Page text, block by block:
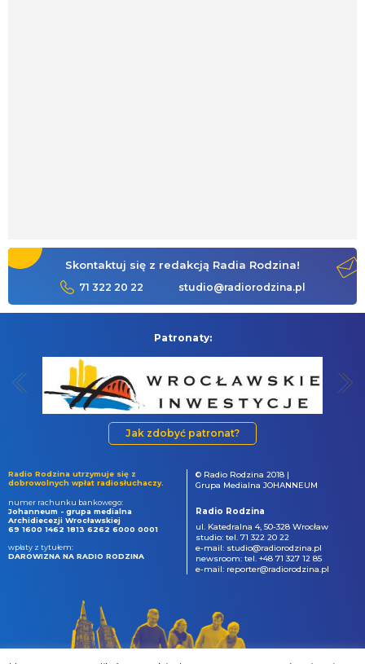
Skontaktuj się z redakcją Radia Rodzina!
71 322 20 22 studio@radiorodzina.pl
Patronaty:
Jak zdobyć patronat?
Radio Rodzina utrzymuje się z
dobrowolnych wpłat radiosłuchaczy.
numer rachunku bankowego:
Johanneum - grupa medialna
Archidiecezji Wrocławskiej
69 1600 1462 1813 6262 6000 0001
wpłaty z tytułem:
DAROWIZNA NA RADIO RODZINA
© Radio Rodzina 2018 |
Grupa Medialna JOHANNEUM
Radio Rodzina
ul. Katedralna 4, 50-328 Wrocław
studio: tel. 71 322 20 22
e-mail: studio@radiorodzina.pl
newsroom: tel. +48 71 327 12 85
e-mail: reporter@radiorodzina.pl